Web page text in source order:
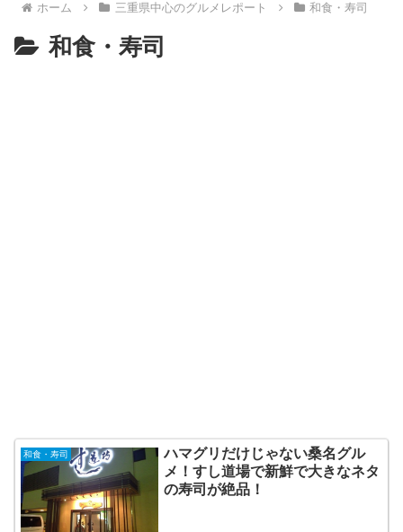
ホーム 三重県中心のグルメレポート 和食・寿司
和食・寿司
和食・寿司
ハマグリだけじゃない桑名グル
メ！すし道場で新鮮で大きなネタ
の寿司が絶品！